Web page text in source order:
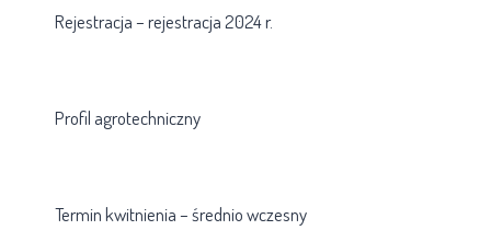
Rejestracja – rejestracja 2024 r.
Profil agrotechniczny
Termin kwitnienia – średnio wczesny